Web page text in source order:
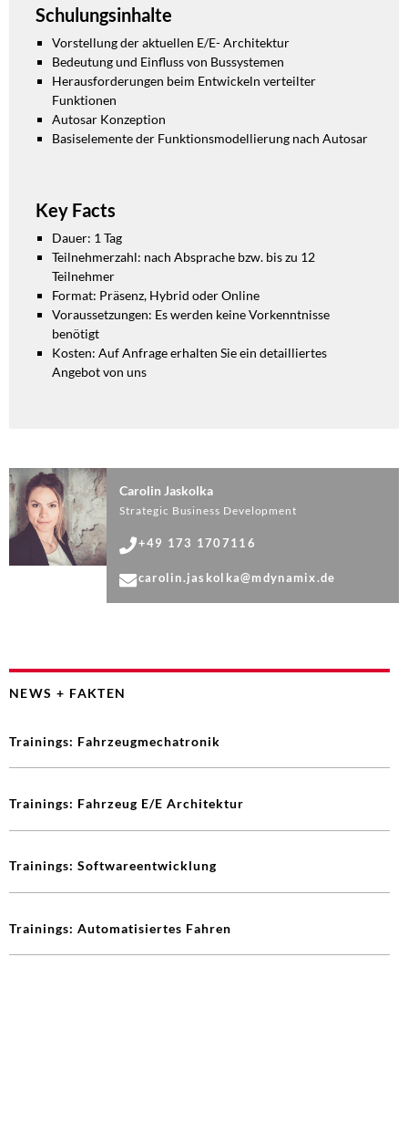
Schulungsinhalte
Vorstellung der aktuellen E/E- Architektur
Bedeutung und Einfluss von Bussystemen
Herausforderungen beim Entwickeln verteilter
Funktionen
Autosar Konzeption
Basiselemente der Funktionsmodellierung nach Autosar
Key Facts
Dauer: 1 Tag
Teilnehmerzahl: nach Absprache bzw. bis zu 12
Teilnehmer
Format: Präsenz, Hybrid oder Online
Voraussetzungen: Es werden keine Vorkenntnisse
benötigt
Kosten: Auf Anfrage erhalten Sie ein detailliertes
Angebot von uns
Carolin Jaskolka
Strategic Business Development
+49 173 1707116
carolin.jaskolka@mdynamix.de
NEWS + FAKTEN
Trainings: Fahrzeugmechatronik
Trainings: Fahrzeug E/E Architektur
Trainings: Softwareentwicklung
Trainings: Automatisiertes Fahren